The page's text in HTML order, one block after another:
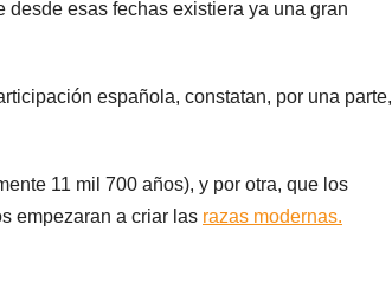
esas fechas existiera ya una gran
española, constatan, por una parte,
11 mil 700 años), y por otra, que los
empezaran a criar las razas modernas.